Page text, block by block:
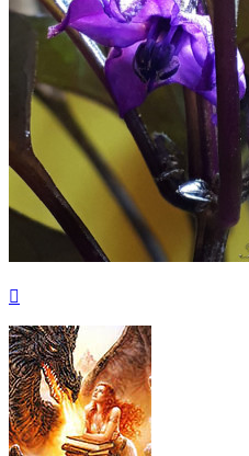
началу